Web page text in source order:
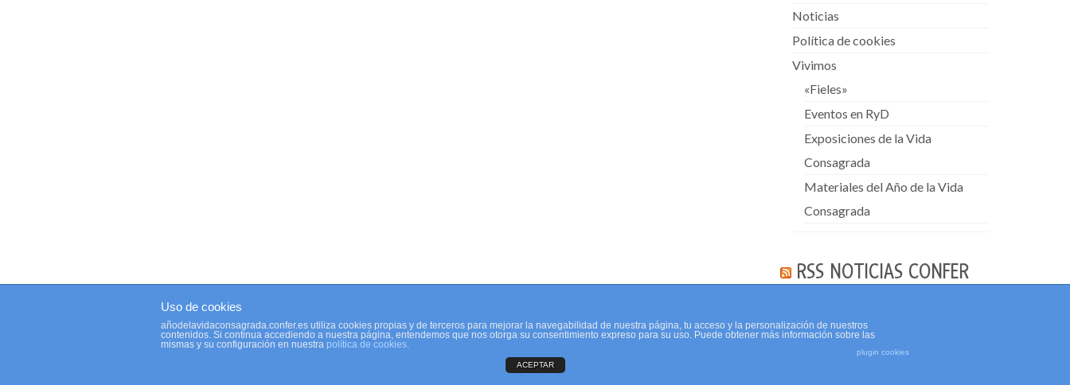
Noticias
Política de cookies
Vivimos
«Fieles»
Eventos en RyD
Exposiciones de la Vida
Consagrada
Materiales del Año de la Vida
Consagrada
RSS NOTICIAS CONFER
Uso de cookies
añodelavidaconsagrada.confer.es utiliza cookies propias y de terceros para mejorar la navegabilidad de nuestra página, tu acceso y la personalización de nuestros
contenidos. Si continua accediendo a nuestra página, entendemos que nos otorga su consentimiento expreso para su uso. Puede obtener más información sobre las
mismas y su configuración en nuestra política de cookies.
plugin cookies
ACEPTAR